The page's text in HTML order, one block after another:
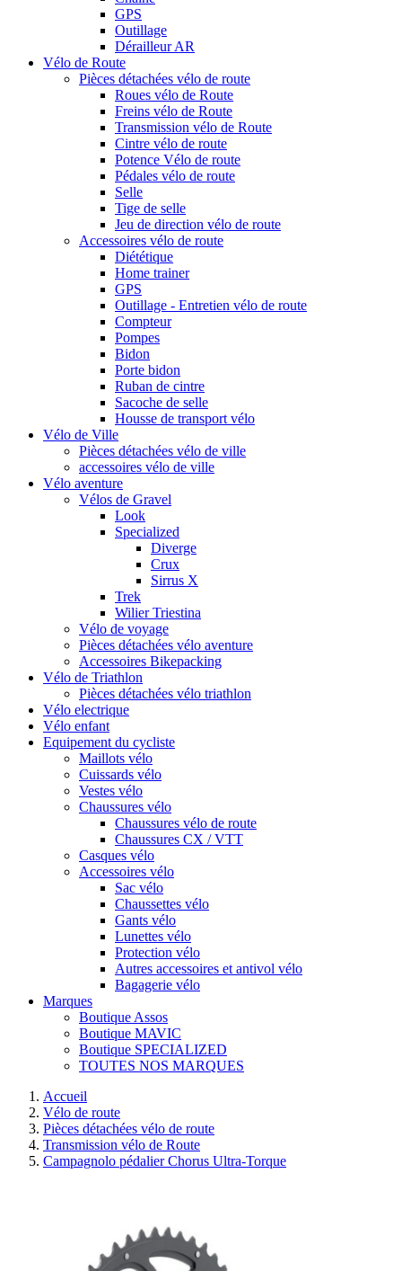
GPS
Outillage
Dérailleur AR
Vélo de Route
Pièces détachées vélo de route
Roues vélo de Route
Freins vélo de Route
Transmission vélo de Route
Cintre vélo de route
Potence Vélo de route
Pédales vélo de route
Selle
Tige de selle
Jeu de direction vélo de route
Accessoires vélo de route
Diététique
Home trainer
GPS
Outillage - Entretien vélo de route
Compteur
Pompes
Bidon
Porte bidon
Ruban de cintre
Sacoche de selle
Housse de transport vélo
Vélo de Ville
Pièces détachées vélo de ville
accessoires vélo de ville
Vélo aventure
Vélos de Gravel
Look
Specialized
Diverge
Crux
Sirrus X
Trek
Wilier Triestina
Vélo de voyage
Pièces détachées vélo aventure
Accessoires Bikepacking
Vélo de Triathlon
Pièces détachées vélo triathlon
Vélo electrique
Vélo enfant
Equipement du cycliste
Maillots vélo
Cuissards vélo
Vestes vélo
Chaussures vélo
Chaussures vélo de route
Chaussures CX / VTT
Casques vélo
Accessoires vélo
Sac vélo
Chaussettes vélo
Gants vélo
Lunettes vélo
Protection vélo
Autres accessoires et antivol vélo
Bagagerie vélo
Marques
Boutique Assos
Boutique MAVIC
Boutique SPECIALIZED
TOUTES NOS MARQUES
Accueil
Vélo de route
Pièces détachées vélo de route
Transmission vélo de Route
Campagnolo pédalier Chorus Ultra-Torque